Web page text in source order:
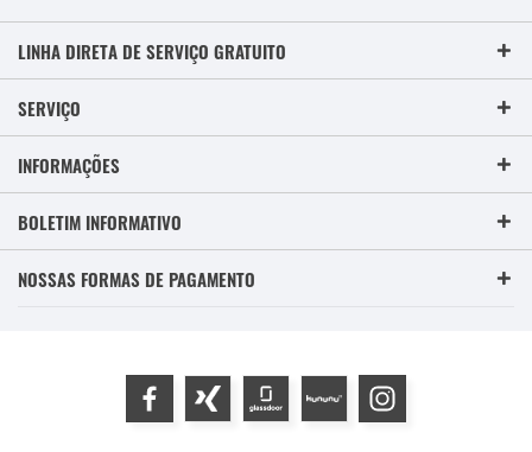
LINHA DIRETA DE SERVIÇO GRATUITO
SERVIÇO
INFORMAÇÕES
BOLETIM INFORMATIVO
NOSSAS FORMAS DE PAGAMENTO